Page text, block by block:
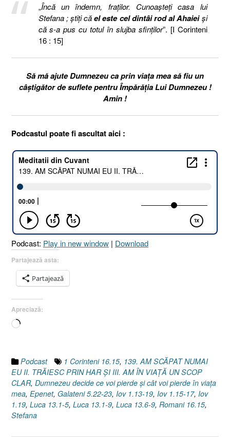
„Încă un îndemn, fraţilor. Cunoaşteţi casa lui
Stefana ; ştiţi căel este cel dintâi rod al Ahaieişi
că s-a pus cu totul în slujba sfinţilor”. [I Corinteni
16 : 15]
Să mă ajute Dumnezeu ca prin viaţa mea să fiu un
câştigător de suflete pentru Împărăţia Lui Dumnezeu !
Amin !
Podcastul poate fi ascultat aici :
Podcast: Play in new window | Download
Partajează asta:
Partajează
Apreciază:
Încarc...
Podcast 1 Corinteni 16.15, 139. AM SCĂPAT NUMAI
EU II. TRĂIESC PRIN HAR ŞI III. AM ÎN VIAŢĂ UN SCOP
CLAR, Dumnezeu decide ce voi pierde şi cât voi pierde în viaţa
mea, Epenet, Galateni 5.22-23, Iov 1.13-19, Iov 1.15-17, Iov
1.19, Luca 13.1-5, Luca 13.1-9, Luca 13.6-9, Romani 16.15,
Stefana